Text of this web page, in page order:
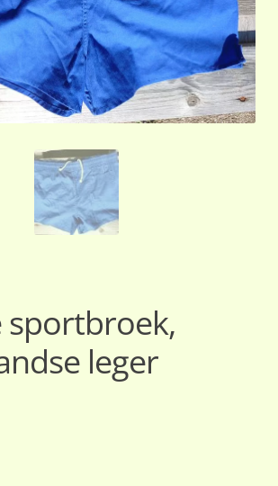
sportbroek,
leger